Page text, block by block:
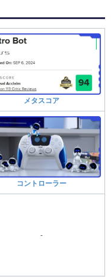
メタスコア
コントローラー
-